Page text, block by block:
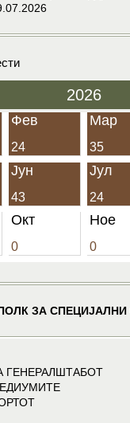
2026
Фев
24
Мар
35
Јун
43
Јул
24
Окт
0
Ное
0
ЗА
ГЕНЕРАЛШТАБОТ